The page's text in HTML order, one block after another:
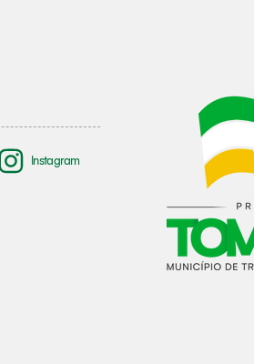
Instagram